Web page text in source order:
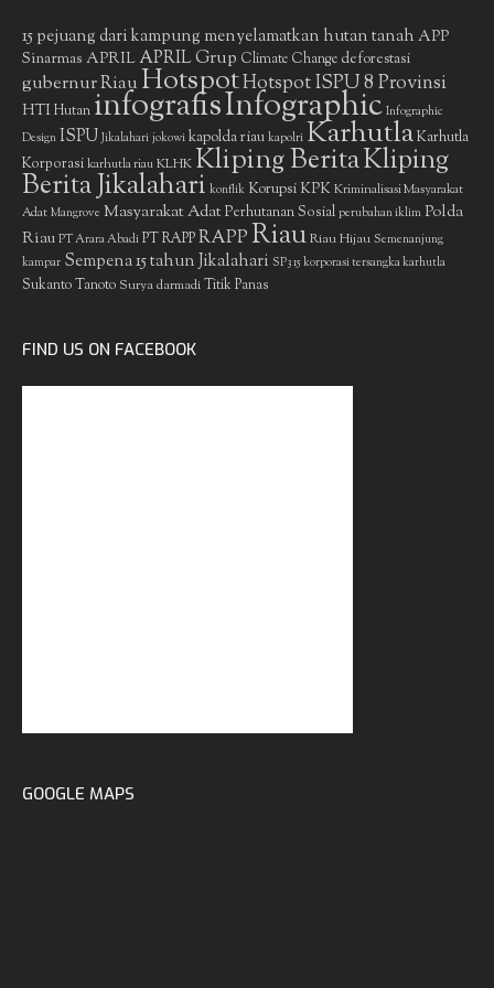
15 pejuang dari kampung menyelamatkan hutan tanah APP
Sinarmas APRIL APRIL Grup Climate Change deforestasi
gubernur RiauHotspotHotspot ISPU 8 Provinsi
HTIHutan infografisInfographic Infographic
Design ISPU Jikalahari jokowi kapolda riau kapolri KarhutlaKarhutla
Korporasikarhutla riauKLHKKliping BeritaKliping
Berita Jikalahari konflik Korupsi KPKKriminalisasi Masyarakat
Adat Mangrove Masyarakat AdatPerhutanan Sosial perubahan iklim Polda
Riau PT Arara Abadi PT RAPPRAPPRiauRiau Hijau Semenanjung
kampar Sempena 15 tahun Jikalahari SP3 15 korporasi tersangka karhutla
Sukanto Tanoto Surya darmadiTitik Panas
FIND US ON FACEBOOK
GOOGLE MAPS